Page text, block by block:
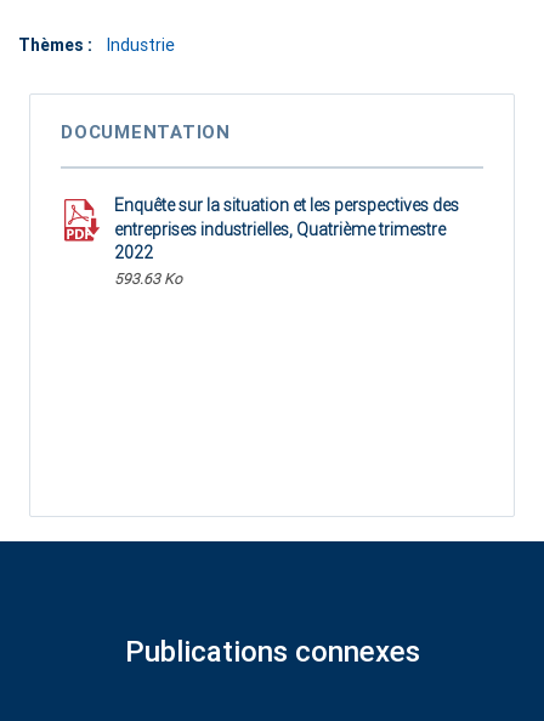
Thèmes : Industrie
DOCUMENTATION
Enquête sur la situation et les perspectives des
entreprises industrielles, Quatrième trimestre
2022
593.63 Ko
Publications connexes